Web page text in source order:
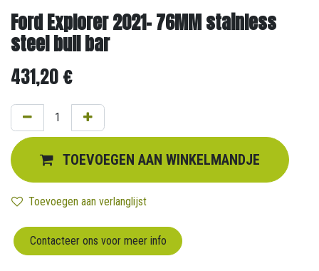
Ford Explorer 2021- 76MM stainless
steel bull bar
431,20€
TOEVOEGEN AAN WINKELMANDJE
Toevoegen aan verlanglijst
Contacteer ons voor meer info